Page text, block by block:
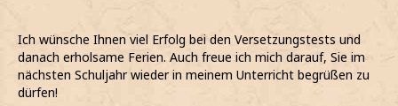
Ich wünsche Ihnen viel Erfolg bei den Versetzungstests und
danach erholsame Ferien. Auch freue ich mich darauf, Sie im
nächsten Schuljahr wieder in meinem Unterricht begrüßen zu
dürfen!